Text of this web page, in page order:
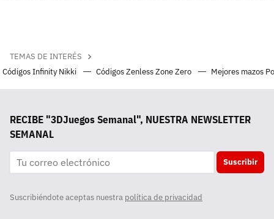
TEMAS DE INTERÉS
Códigos Infinity Nikki
Códigos Zenless Zone Zero Mejores mazos
RECIBE "3DJuegos Semanal", NUESTRA NEWSLETTER
SEMANAL
Suscribir
Suscribiéndote aceptas nuestra política de privacidad